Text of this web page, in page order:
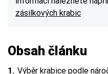
zásilkových krabic
Obsah článku
Výběr krabice podle